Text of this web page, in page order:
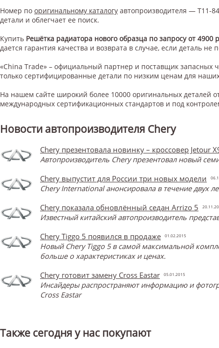
Номер по оригинальному каталогу автопроизводителя — T11-
детали и облегчает ее поиск.
Купить Решётка радиатора нового образца по запросу от 4900
дается гарантия качества и возврата в случае, если деталь не
«China Trade» – официальный партнер и поставщик запасных
только сертифицированные детали по низким ценам для
На нашем сайте широкий более 10000 оригинальных деталей
международных сертификационных стандартов и под
Новости автопроизводителя Chery
Chery презентовала новинку – кроссовер Jetour
Автопроизводитель Chery презентовал новый
Chery выпустит для России три новых модели
Chery International анонсировала в течение двух
Chery показала обновлённый седан Arrizo 5
Известный китайский автопроизводитель
Chery Tiggo 5 появился в продаже
01.02.2015
Новый Chery Tiggo 5 в самой максимальной
больше о характеристиках и ценах.
Chery готовит замену Cross Eastar
05.01.2015
Инсайдеры распространяют информацию и
Cross Eastar
Также сегодня у нас покупают